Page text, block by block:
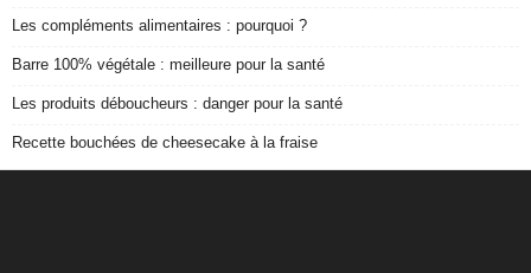
Les compléments alimentaires : pourquoi ?
Barre 100% végétale : meilleure pour la santé
Les produits déboucheurs : danger pour la santé
Recette bouchées de cheesecake à la fraise